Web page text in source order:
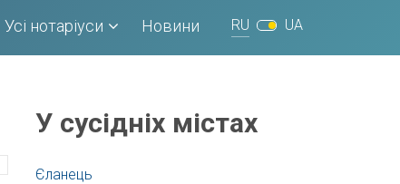
RU UA
Усі нотаріуси Новини
У сусідніх містах
Єланець